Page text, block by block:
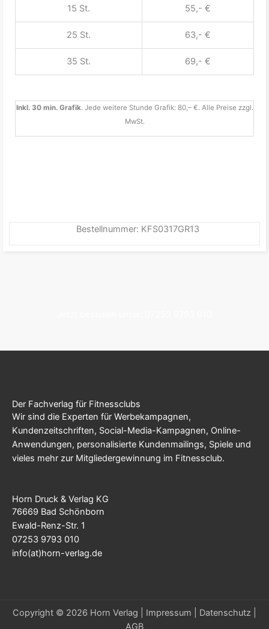
15 St. 55,- €
25 St. 63,- €
35 St. 69,- €
Inkl. 30 min. Grafik. Jede weitere Stunde Grafik: 80,– €. Alle Preise zzgl.
MwSt.
Bestellnummer: KFS0317GR13
Der Fachverlag für Fitnessclubs
Wir sind die Experten für Werbekampagnen,
Kundenzeitschriften, Social-Media-Kampagnen, Online-
Anwendungen, personalisierte Kundenmailings, Spiele und
vieles mehr zur Mitgliedergewinnung im Fitnessclub.
Horn Druck & Verlag KG
76669 Bad Schönborn
Ewald-Renz-Str. 1
07253 9793 010
info(at)horn-verlag.de
Copyright © 2026 Horn Verlag | Impressum Datenschutz